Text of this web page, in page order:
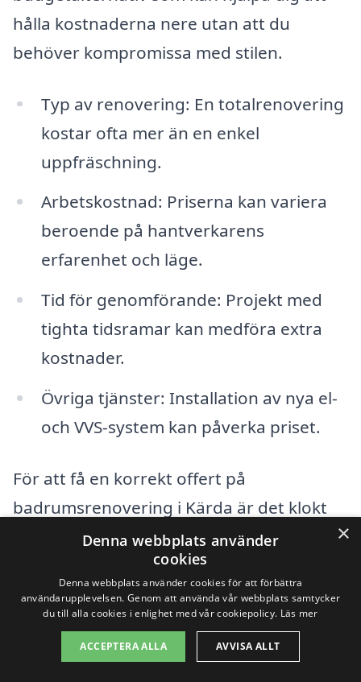
hålla kostnaderna nere utan att du
behöver kompromissa med stilen.
Typ av renovering: En totalrenovering
kostar ofta mer än en enkel
uppfräschning.
Arbetskostnad: Priserna kan variera
beroende på hantverkarens
erfarenhet och läge.
Tid för genomförande: Projekt med
tighta tidsramar kan medföra extra
kostnader.
Övriga tjänster: Installation av nya el-
och VVS-system kan påverka priset.
För att få en korrekt offert på
badrumsrenovering i Kärda är det klokt
att jämföra flera olika företag. Genom att
använda vår plattform kan du enkelt få
flera olika erbjudanden och välja det som
passar din budget och dina behov bäst.
Tänk på att det alltid är en bra idé att
×
Denna webbplats använder
cookies
Denna webbplats använder cookies för att förbättra
användarupplevelsen. Genom att använda vår webbplats samtycker
du till alla cookies i enlighet med vår cookiepolicy. Läs mer
ACCEPTERA ALLA AVVISA ALLT